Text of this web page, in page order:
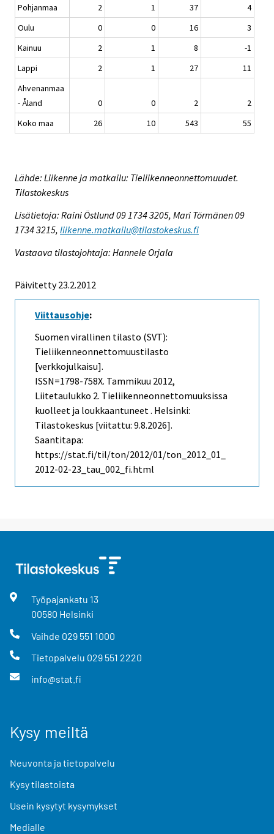
Pohjanmaa 2 1 37
4
Oulu
0 0 16
3
Kainuu
2 1 8
-1
Lappi
2 1 27
11
Ahvenanmaa
- Åland
0 0 2
2
Koko maa
26 10 543 55
Lähde: Liikenne ja matkailu: Tieliikenneonnettomuudet.
Tilastokeskus
Lisätietoja: Raini Östlund 09 1734 3205, Mari Törmänen 09
1734 3215, liikenne.matkailu@tilastokeskus.fi
Vastaava tilastojohtaja: Hannele Orjala
Päivitetty 23.2.2012
Viittausohje:
Suomen virallinen tilasto (SVT):
Tieliikenneonnettomuustilasto
[verkkojulkaisu].
ISSN=1798-758X. Tammikuu 2012,
Liitetaulukko 2. Tieliikenneonnettomuuksissa
kuolleet ja loukkaantuneet . Helsinki:
Tilastokeskus [viitattu: 9.8.2026].
Saantitapa:
https://stat.fi/til/ton/2012/01/ton_2012_01_
2012-02-23_tau_002_fi.html
Työpajankatu 13
00580 Helsinki
Vaihde 029 551 1000
Tietopalvelu 029 551 2220
info@stat.fi
Kysy meiltä
Neuvonta ja tietopalvelu
Kysy tilastoista
Usein kysytyt kysymykset
Medialle